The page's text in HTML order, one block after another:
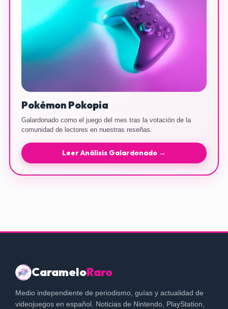
Pokémon Pokopia
Galardonado como el juego del mes tras la votación de la
comunidad de lectores en nuestras reseñas.
Leer Análisis Galardonado →
CarameloRaro
Medio independiente de periodismo, guías y actualidad de
videojuegos en español. Noticias de Nintendo, PlayStation,